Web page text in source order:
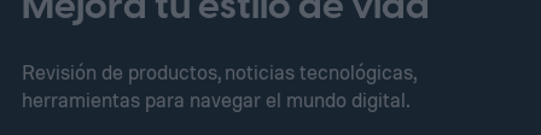
presentado en 1966 y considerado uno de
los primeros superdeportivos modernos
con motor central trasero. En su versión
Revisión de productos, noticias tecnológicas,
herramientas para navegar el mundo digital.